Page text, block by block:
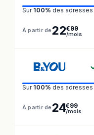
Sur 100% des
À partir de 22€99
/mois
Sur 100% des
À partir de 24€99
/mois